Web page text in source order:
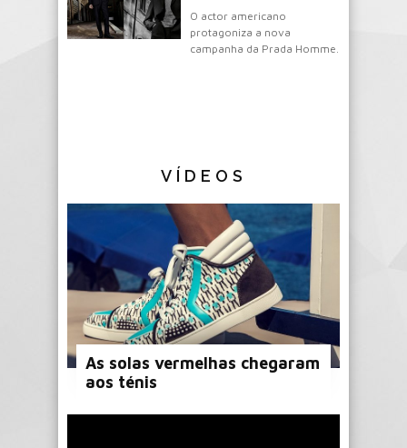
O actor americano
protagoniza a nova
campanha da Prada Homme.
VÍDEOS
As solas vermelhas chegaram
aos ténis